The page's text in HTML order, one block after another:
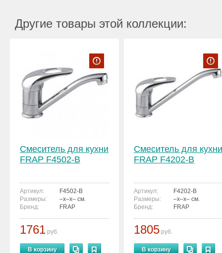
Другие товары этой коллекции:
Смеситель для кухни
FRAP F4502-B
Артикул:
F4502-B
Размеры:
–x–x– см.
Бренд:
FRAP
1761 руб.
В корзину
Смеситель для кухни
FRAP F4202-B
Артикул:
F4202-B
Размеры:
–x–x– см.
Бренд:
FRAP
1805 руб.
В корзину